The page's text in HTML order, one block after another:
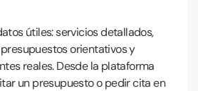
útiles: servicios detallados,
orientativos y
reales. Desde la plataforma
un presupuesto o pedir cita en